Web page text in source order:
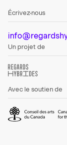
Écrivez-nous
Un projet de
Avec le soutien de